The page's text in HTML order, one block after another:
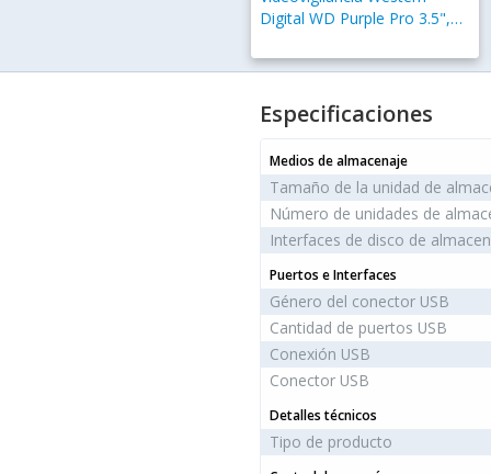
Digital WD Purple Pro 3.5",
7200RPM, 512MB Caché
Especificaciones
Medios de almacenaje
Tamaño de la unidad de
Número de unidades de
Interfaces de disco de
Puertos e Interfaces
Género del conector USB
Cantidad de puertos USB
Conexión USB
Conector USB
Detalles técnicos
Tipo de producto